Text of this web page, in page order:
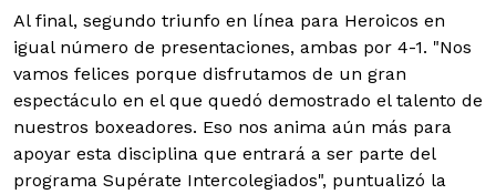
Al final, segundo triunfo en línea para Heroicos en
igual número de presentaciones, ambas por 4-1. "Nos
vamos felices porque disfrutamos de un gran
espectáculo en el que quedó demostrado el talento de
nuestros boxeadores. Eso nos anima aún más para
apoyar esta disciplina que entrará a ser parte del
programa Supérate Intercolegiados", puntualizó la